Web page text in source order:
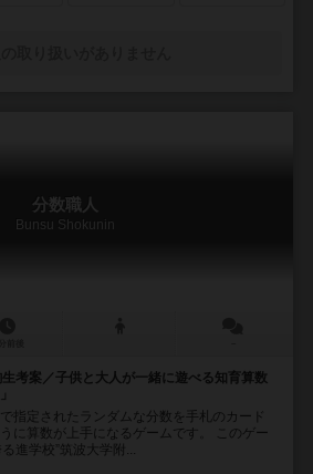
分数職人
Bunsu Shokunin
考案／子供と大人が一緒に遊べる知育算数
指定されたランダムな分数を手札のカード
に算数が上手になるゲームです。 このゲー
進学校”筑波大学附...